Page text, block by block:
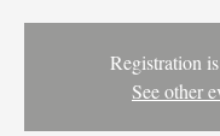
Registration
See other